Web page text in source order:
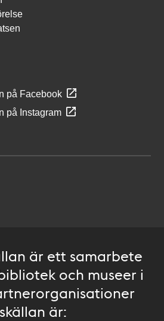
på Facebook
på Instagram
är ett samarbete
och museer i
är: